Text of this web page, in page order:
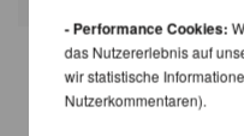
- Performance Cookies:
das Nutzererlebnis auf
wir statistische
Nutzerkommentaren).